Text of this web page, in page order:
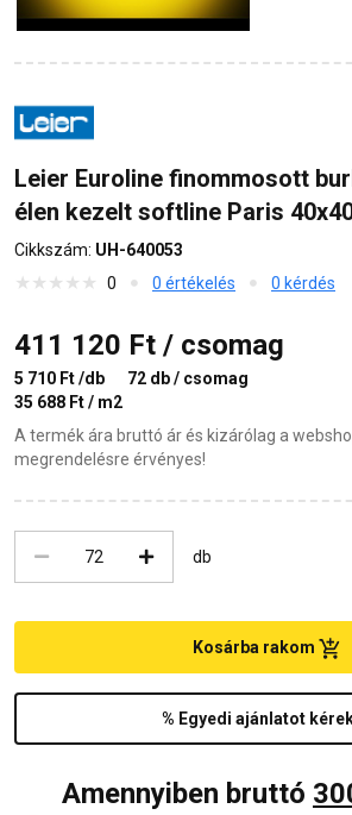
Leier Euroline finommosott
élen kezelt softline Paris
Cikkszám: UH-640053
0
0 értékelés 0 kérdés
411 120 Ft / csomag
5 710 Ft /db
72 db / csomag
35 688 Ft / m2
A termék ára bruttó ár és kizárólag a
megrendelésre érvényes!
db
% Egyedi ajánlatot
Kosárba rakom
Amennyiben bruttó